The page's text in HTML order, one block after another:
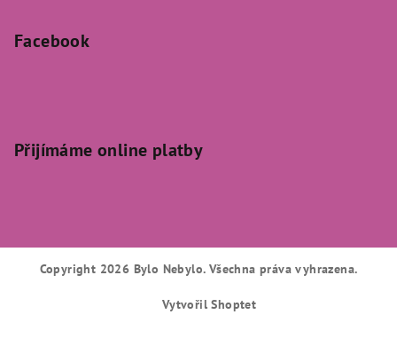
Facebook
Přijímáme online platby
Copyright 2026 Bylo Nebylo. Všechna práva vyhrazena.
Vytvořil Shoptet